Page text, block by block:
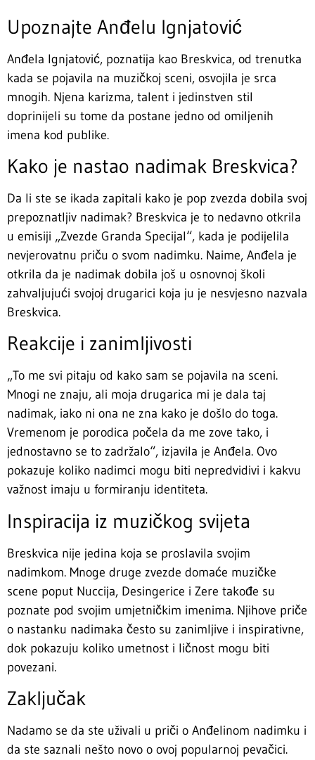
Upoznajte Anđelu Ignjatović
Anđela Ignjatović, poznatija kao Breskvica, od trenutka
kada se pojavila na muzičkoj sceni, osvojila je srca
mnogih. Njena karizma, talent i jedinstven stil
doprinijeli su tome da postane jedno od omiljenih
imena kod publike.
Kako je nastao nadimak Breskvica?
Da li ste se ikada zapitali kako je pop zvezda dobila svoj
prepoznatljiv nadimak? Breskvica je to nedavno otkrila
u emisiji „Zvezde Granda Specijal“, kada je podijelila
nevjerovatnu priču o svom nadimku. Naime, Anđela je
otkrila da je nadimak dobila još u osnovnoj školi
zahvaljujući svojoj drugarici koja ju je nesvjesno nazvala
Breskvica.
Reakcije i zanimljivosti
„To me svi pitaju od kako sam se pojavila na sceni.
Mnogi ne znaju, ali moja drugarica mi je dala taj
nadimak, iako ni ona ne zna kako je došlo do toga.
Vremenom je porodica počela da me zove tako, i
jednostavno se to zadržalo“, izjavila je Anđela. Ovo
pokazuje koliko nadimci mogu biti nepredvidivi i kakvu
važnost imaju u formiranju identiteta.
Inspiracija iz muzičkog svijeta
Breskvica nije jedina koja se proslavila svojim
nadimkom. Mnoge druge zvezde domaće muzičke
scene poput Nuccija, Desingerice i Zere takođe su
poznate pod svojim umjetničkim imenima. Njihove priče
o nastanku nadimaka često su zanimljive i inspirativne,
dok pokazuju koliko umetnost i ličnost mogu biti
povezani.
Zaključak
Nadamo se da ste uživali u priči o Anđelinom nadimku i
da ste saznali nešto novo o ovoj popularnoj pevačici.